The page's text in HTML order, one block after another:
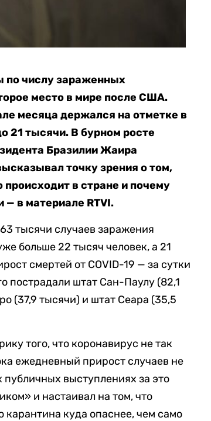
по числу зараженных
место в мире после США.
месяца держался на отметке в
21 тысячи. В бурном росте
Бразилии Жаира
точку зрения о том,
происходит в стране и почему
в материале RTVI.
тысячи случаев заражения
больше 22 тысяч человек, а 21
смертей от COVID-19 — за сутки
пострадали штат Сан-Паулу (82,1
(37,9 тысячи) и штат Сеара (35,5
того, что коронавирус не так
ежедневный прирост случаев не
выступлениях за это
и настаивал на том, что
карантина куда опаснее, чем само